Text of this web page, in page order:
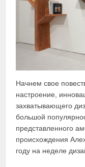
Начнем свое
настроение,
захватывающего
большой
представленного
происхождения
году на неделе